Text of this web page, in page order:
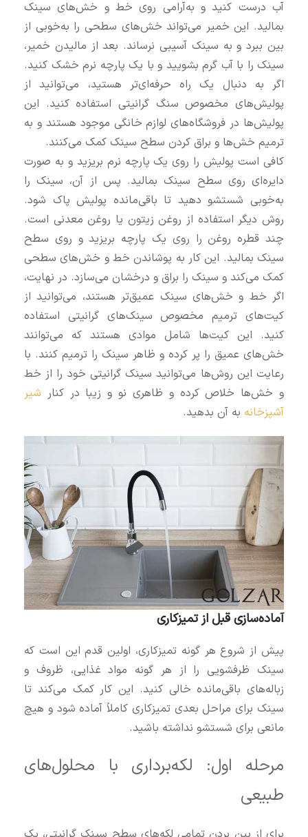
آب درست کنید و به‌آرامی روی خط و خش‌های سینک
بمالید. این خمیر می‌تواند خش‌های سطحی را به‌خوبی از
بین ببرد و به سینک آسیبی نرساند. بعد از مالیدن خمیر،
سینک را با آب گرم بشویید و با یک پارچه نرم خشک کنید.
اگر به دنبال یک راه حرفه‌ای‌تر هستید، می‌توانید از
پولیش‌های مخصوص سنگ گرانیتی استفاده کنید. این
پولیش‌ها در فروشگاه‌های لوازم خانگی موجود هستند و به
ترمیم خش‌ها و براق کردن سطح سینک کمک می‌کنند.
کافی است پولیش را روی یک پارچه نرم بریزید و به صورت
دایره‌ای روی سطح سینک بمالید. پس از آن، سینک را
به‌خوبی شستشو دهید تا باقی‌مانده پولیش پاک شود.
روش دیگر استفاده از روغن زیتون یا روغن معدنی است.
چند قطره روغن را روی یک پارچه بریزید و روی سطح
سینک بمالید. این کار به پوشاندن خط و خش‌های سطحی
کمک می‌کند و سینک را براق و درخشان می‌سازد. در نهایت،
اگر خط و خش‌های سینک عمیق‌تر هستند، می‌توانید از
کیت‌های ترمیم مخصوص سینک‌های گرانیتی استفاده
کنید. این کیت‌ها شامل موادی هستند که می‌توانند
خش‌های عمیق را پر کرده و ظاهر سینک را ترمیم کنند. با
رعایت این روش‌ها می‌توانید سینک گرانیتی خود را از خط
و خش‌ها خلاص کرده و ظاهری نو و زیبا در کنار شیر
آشپزخانه به آن بدهید.
آماده‌سازی قبل از تمیزکاری
پیش از شروع هر گونه تمیزکاری، اولین قدم این است که
سینک ظرفشویی را از هر گونه مواد غذایی، ظروف و
زباله‌های باقی‌مانده خالی کنید. این کار کمک می‌کند تا
سینک برای مراحل بعدی تمیزکاری کاملاً آماده شود و هیچ
مانعی برای شستشو نداشته باشید.
مرحله اول: لکه‌برداری با محلول‌های
طبیعی